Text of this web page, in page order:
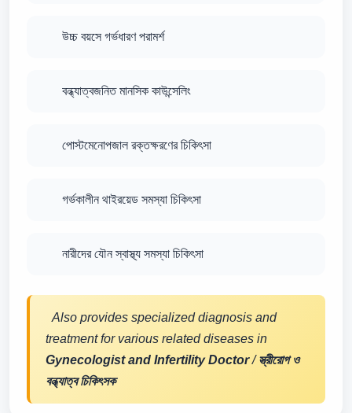
উচ্চ বয়সে গর্ভধারণ পরামর্শ
বন্ধ্যাত্বজনিত মানসিক কাউন্সেলিং
পোস্টমেনোপজাল রক্তক্ষরণের চিকিৎসা
গর্ভকালীন থাইরয়েড সমস্যা চিকিৎসা
নারীদের যৌন স্বাস্থ্য সমস্যা চিকিৎসা
Also provides specialized diagnosis and
treatment for various related diseases in
Gynecologist and Infertility Doctor/স্ত্রীরোগ ও
বন্ধ্যাত্ব চিকিৎসক